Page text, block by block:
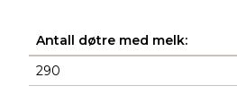
Antall døtre med melk:
290